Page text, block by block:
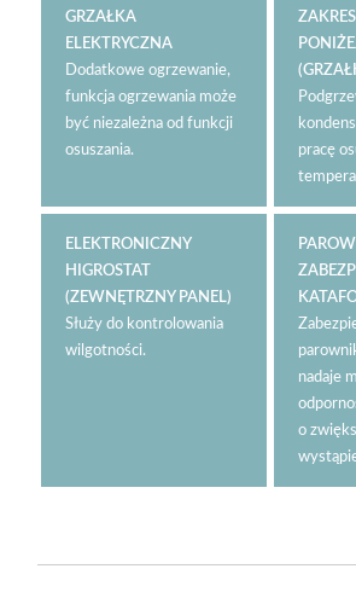
GRZAŁKA
ELEKTRYCZNA
Dodatkowe ogrzewanie,
funkcja ogrzewania może
być niezależna od funkcji
osuszania.
pracę
ELEKTRONICZNY
HIGROSTAT
(ZEWNĘTRZNY PANEL)
Służy do kontrolowania
wilgotności.
nadaje
o